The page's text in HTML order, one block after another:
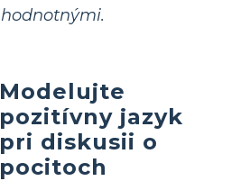
hodnotnými.
Modelujte
pozitívny jazyk
pri diskusii o
pocitoch